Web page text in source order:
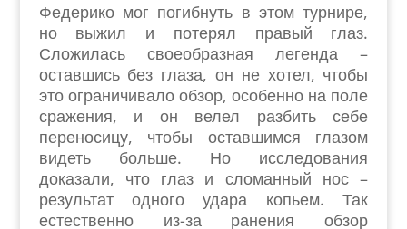
Федерико мог погибнуть в этом турнире,
но выжил и потерял правый глаз.
Сложилась своеобразная легенда –
оставшись без глаза, он не хотел, чтобы
это ограничивало обзор, особенно на поле
сражения, и он велел разбить себе
переносицу, чтобы оставшимся глазом
видеть больше. Но исследования
доказали, что глаз и сломанный нос –
результат одного удара копьем. Так
естественно из-за ранения обзор